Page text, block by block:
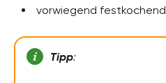
vorwiegend festkochend
Tipp: